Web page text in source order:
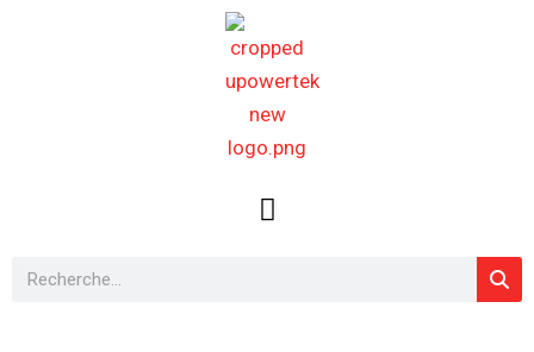
Rechercher